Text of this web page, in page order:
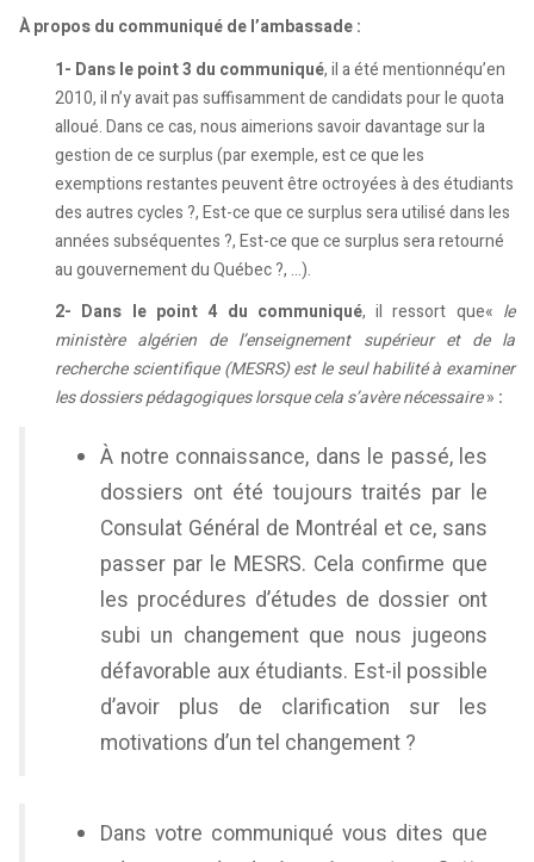
À propos du communiqué de l’ambassade :
1- Dans le point 3 du communiqué, il a été mentionnéqu’en
2010, il n’y avait pas suffisamment de candidats pour le quota
alloué. Dans ce cas, nous aimerions savoir davantage sur la
gestion de ce surplus (par exemple, est ce que les
exemptions restantes peuvent être octroyées à des étudiants
des autres cycles ?, Est-ce que ce surplus sera utilisé dans les
années subséquentes ?, Est-ce que ce surplus sera retourné
au gouvernement du Québec ?, …).
2- Dans le point 4 du communiqué, il ressort que« le
ministère algérien de l’enseignement supérieur et de la
recherche scientifique (MESRS) est le seul habilité à examiner
les dossiers pédagogiques lorsque cela s’avère nécessaire» :
À notre connaissance, dans le passé, les
dossiers ont été toujours traités par le
Consulat Général de Montréal et ce, sans
passer par le MESRS. Cela confirme que
les procédures d’études de dossier ont
subi un changement que nous jugeons
défavorable aux étudiants. Est-il possible
d’avoir plus de clarification sur les
motivations d’un tel changement ?
Dans votre communiqué vous dites que